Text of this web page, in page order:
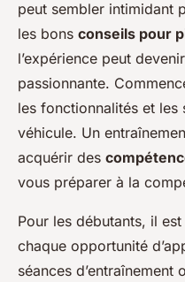
peut sembler intimidant
les bons conseils pour
l’expérience peut
passionnante.
les fonctionnalités et
véhicule. Un
acquérir des
vous préparer à la
Pour les débutants, il
chaque opportunité
séances